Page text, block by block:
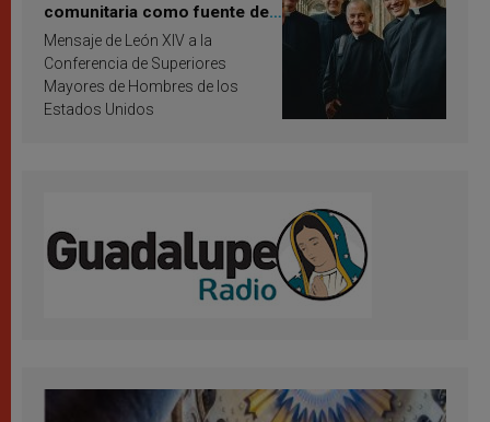
comunitaria como fuente de
inspiración y santificación
Mensaje de León XIV a la
Conferencia de Superiores
Mayores de Hombres de los
Estados Unidos